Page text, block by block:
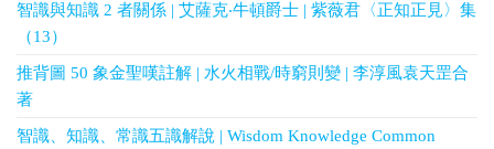
智識與知識 2 者關係 | 艾薩克‧牛頓爵士 | 紫薇君〈正知正見〉集
（13）
推背圖 50 象金聖嘆註解 | 水火相戰/時窮則變 | 李淳風袁天罡合
著
智識、知識、常識五識解說 | Wisdom Knowledge Common